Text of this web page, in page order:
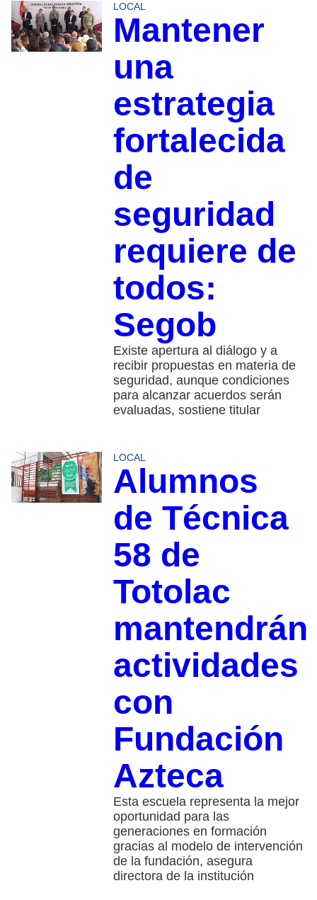
LOCAL
Mantener
una
estrategia
fortalecida
de
seguridad
requiere de
todos:
Segob
Existe apertura al diálogo y a
recibir propuestas en materia de
seguridad, aunque condiciones
para alcanzar acuerdos serán
evaluadas, sostiene titular
LOCAL
Alumnos
de Técnica
58 de
Totolac
mantendrán
actividades
con
Fundación
Azteca
Esta escuela representa la mejor
oportunidad para las
generaciones en formación
gracias al modelo de intervención
de la fundación, asegura
directora de la institución